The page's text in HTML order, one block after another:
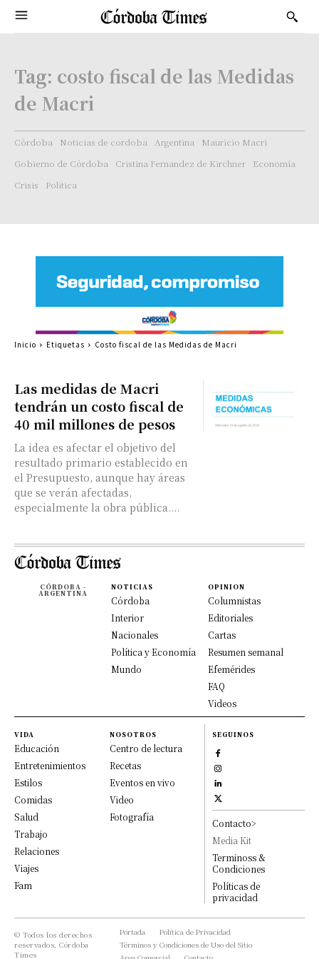
Tag: costo fiscal de las Medidas
de Macri
Córdoba Noticias de cordoba Argentina
Mauricio Macri
Gobierno de Córdoba
Cristina Fernandez de Kirchner
Economía
Crisis
Politica
Las medidas de Macri
tendrán un costo fiscal de
40 mil millones de pesos
La idea es afectar el objetivo del
resultado primario establecido en
el Presupuesto, aunque hay áreas
que se verán afectadas,
especialmente la obra pública....
Inicio Etiquetas Costo fiscal de las Medidas de Macri
CÓRDOBA -
ARGENTINA
NOTICIAS
Córdoba
Interior
Nacionales
Política y Economía
Mundo
OPINION
Columnistas
Editoriales
Cartas
Resumen semanal
Efemérides
FAQ
Videos
VIDA
Educación
Entretenimientos
Estilos
Comidas
Salud
Trabajo
Relaciones
Viajes
Fam
NOSOTROS
Centro de lectura
Recetas
Eventos en vivo
Video
Fotografía
SEGUINOS
Contacto>
Media Kit
Terminoss &
Condiciones
Políticas de
privacidad
© Todos los derechos
reservados, Córdoba
Times
Portada
Política de Privacidad
Términos y Condiciones de Uso del Sitio